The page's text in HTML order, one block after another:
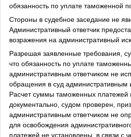
обязанность по уплате таможенной
Стороны в судебное заседание не
Административный ответчик
возражения на административный иск.
Разрешая заявленные требования,
что обязанность по уплате
административным ответчиком не
обращения в суд административным
Расчет суммы таможенных платежей
документально, судом проверен,
административным ответчиком не
для освобождения
платежей не установлены, в связи с